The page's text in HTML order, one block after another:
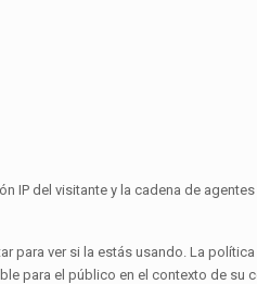
IP del visitante y la cadena de agentes
para ver si la estás usando. La
para el público en el contexto de su